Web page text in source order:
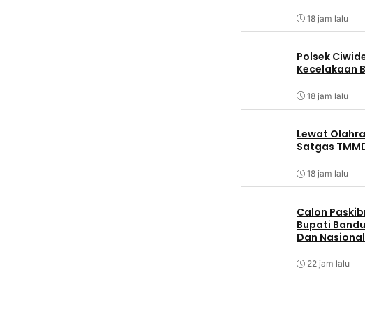
18 jam lalu
Polsek
Kecelakaan
18 jam lalu
Lewat
Satgas
18 jam lalu
Calon
Bupati
Dan
22 jam lalu